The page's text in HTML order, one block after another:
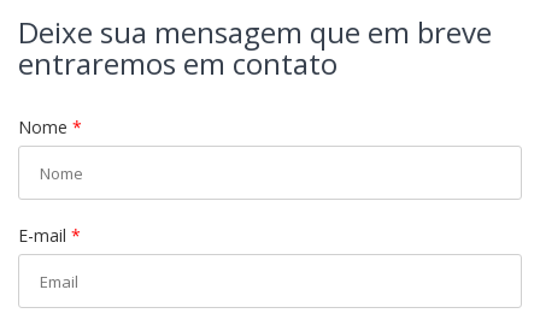
Deixe sua mensagem que em breve
entraremos em contato
Nome *
E-mail *